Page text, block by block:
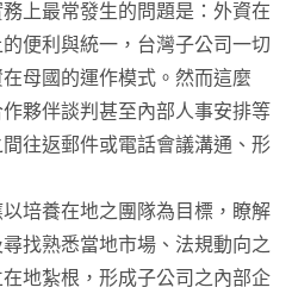
上最常發生的問題是：外資在
便利與統一，台灣子公司一切
母國的運作模式。然而這麼
夥伴談判甚至內部人事安排等
往返郵件或電話會議溝通、形
培養在地之團隊為目標，瞭解
找熟悉當地市場、法規動向之
地紮根，形成子公司之內部企